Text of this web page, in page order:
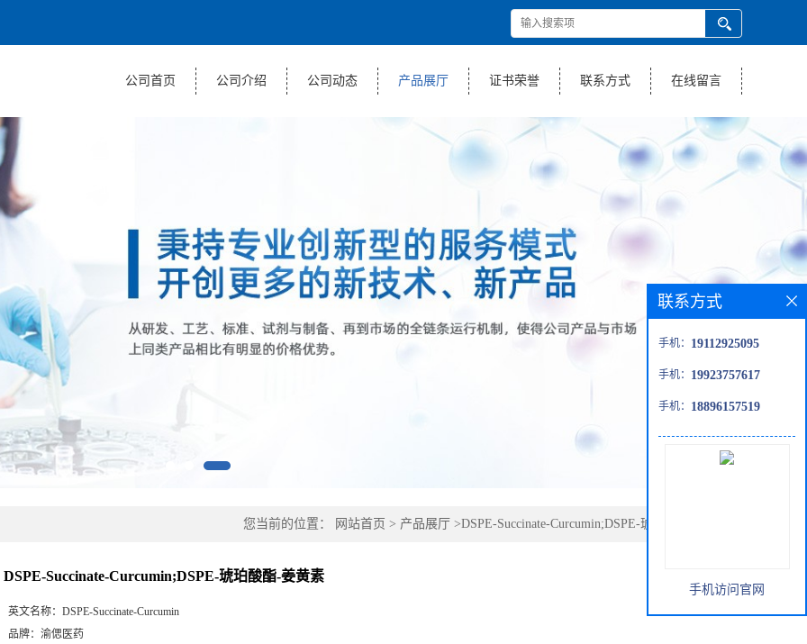
公司首页 公司介绍 公司动态 产品展厅 证书荣誉 联系方式 在线留言
您当前的位置： 网站首页 > 产品展厅 >DSPE-Succinate-Curcumin;DSPE-琥珀酸酯-姜黄素
DSPE-Succinate-Curcumin;DSPE-琥珀酸酯-姜黄素
英文名称： DSPE-Succinate-Curcumin
品牌： 渝偲医药
联系方式
手机： 19112925095
手机： 19923757617
手机： 18896157519
手机访问官网